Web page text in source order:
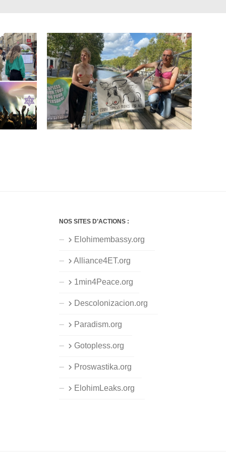
NOS SITES D’ACTIONS :
Elohimembassy.org
Alliance4ET.org
1min4Peace.org
Descolonizacion.org
Paradism.org
Gotopless.org
Proswastika.org
ElohimLeaks.org